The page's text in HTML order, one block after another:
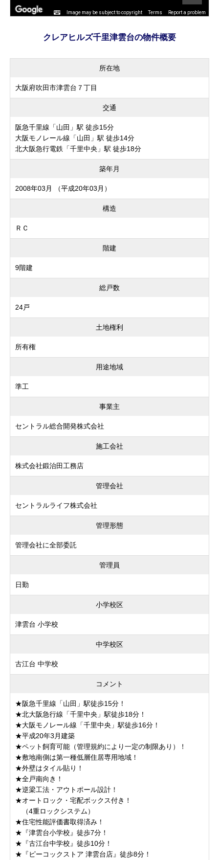
Image may be subject to copyright Terms Report a problem
クレアヒルズ千里津雲台の物件概要
所在地
大阪府吹田市津雲台７丁目
交通
阪急千里線「山田」駅 徒歩15分
大阪モノレール線「山田」駅 徒歩14分
北大阪急行電鉄「千里中央」駅 徒歩18分
築年月
2008年03月 （平成20年03月）
構造
ＲＣ
階建
9階建
総戸数
24戸
土地権利
所有権
用途地域
準工
事業主
セントラル総合開発株式会社
施工会社
株式会社鍛治田工務店
管理会社
セントラルライフ株式会社
管理形態
管理会社に全部委託
管理員
日勤
小学校区
津雲台 小学校
中学校区
古江台 中学校
コメント
★阪急千里線「山田」駅徒歩15分！
★北大阪急行線「千里中央」駅徒歩18分！
★大阪モノレール線「千里中央」駅徒歩16分！
★平成20年3月建築
★ペット飼育可能（管理規約により一定の制限あり）！
★敷地南側は第一種低層住居専用地域！
★外壁はタイル貼り！
★全戸南向き！
★逆梁工法・アウトポール設計！
★オートロック・宅配ボックス付き！
（4重ロックシステム）
★住宅性能評価書取得済み！
★『津雲台小学校』徒歩7分！
★『古江台中学校』徒歩10分！
★『ピーコックストア 津雲台店』徒歩8分！